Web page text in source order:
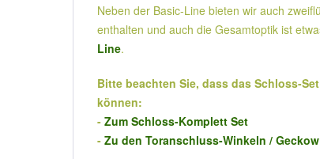
Neben der Basic-Line bieten wir auch
enthalten und auch die Gesamtoptik ist
Line.
Bitte beachten Sie, dass das Schloss-
können:
- Zum Schloss-Komplett Set
- Zu den Toranschluss-Winkeln /